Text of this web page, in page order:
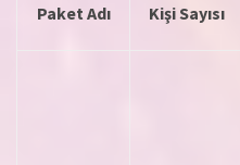
Paket Adı Kişi Sayısı